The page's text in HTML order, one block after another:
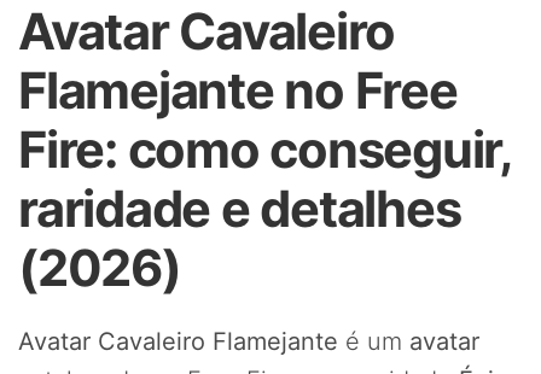
Avatar Cavaleiro
Flamejante no Free
Fire: como conseguir,
raridade e detalhes
(2026)
Avatar Cavaleiro Flamejante é um avatar